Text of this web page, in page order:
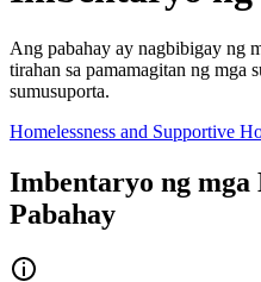
Ang pabahay ay nagbibigay ng
tirahan sa pamamagitan ng mga
sumusuporta.
Homelessness and Supportive
Imbentaryo ng mga
Pabahay